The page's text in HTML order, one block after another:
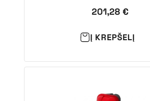
201,28 €
Į KREPŠELĮ